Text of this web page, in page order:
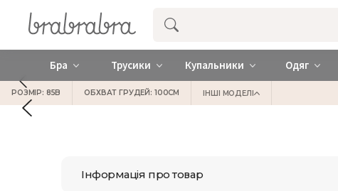
Купити нижню жіночу білизну ❤️
Бра Трусики Купальники Одяг
РОЗМІР: 85B ОБХВАТ ГРУДЕЙ: 100СМ ІНШІ МОДЕЛІ
Інформація про товар